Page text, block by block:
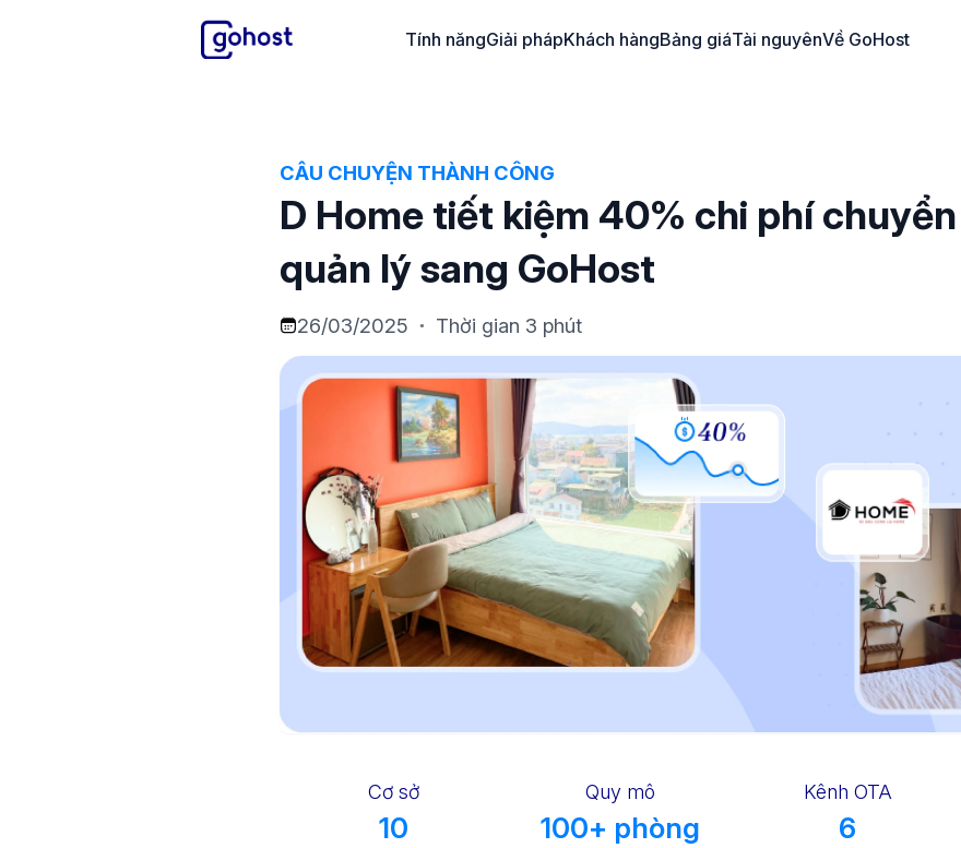
GoHost Tính năngGiải phápKhách hàngBảng giáTài nguyênVề GoHost
CÂU CHUYỆN THÀNH CÔNG
D Home tiết kiệm 40% chi phí
quản lý sang GoHost
26/03/2025 ● Thời gian 3 phút
Cơ sở
10
Quy mô
100+ phòng
Kênh OTA
6